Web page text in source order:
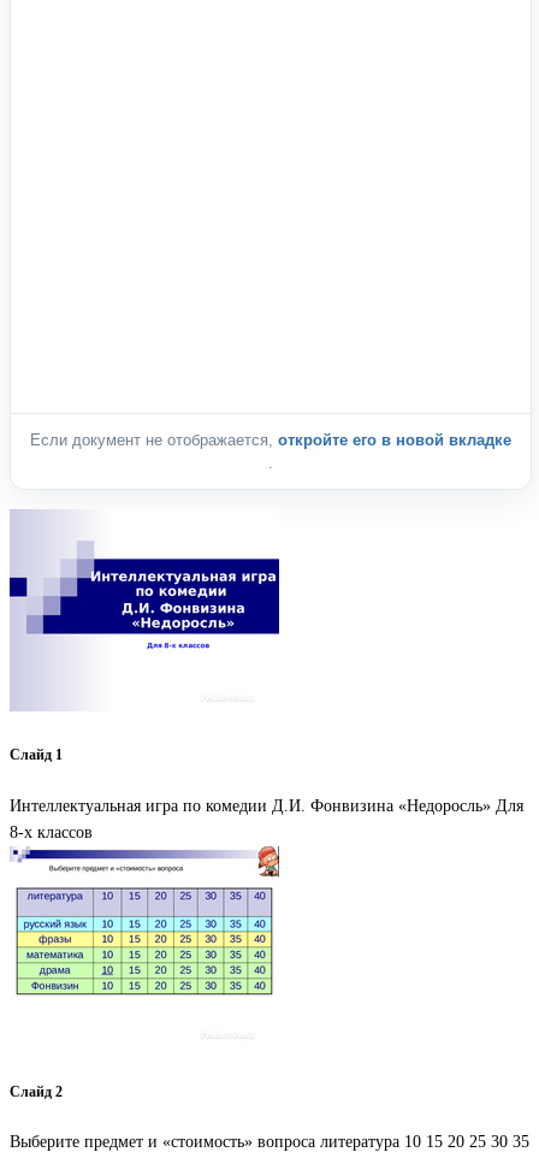
Если документ не отображается, откройте его в новой вкладке
Слайд 1
Интеллектуальная игра по комедии Д.И. Фонвизина «Недоросль» Для
8-х классов
Слайд 2
Выберите предмет и «стоимость» вопроса литература 10 15 20 25 30 35